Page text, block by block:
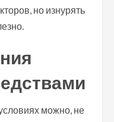
но изнурять
можно, не